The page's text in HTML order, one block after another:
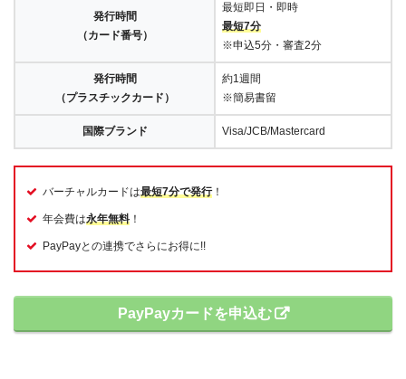
発行時間
（カード番号）
最短即日・即時
最短7分
※申込5分・審査2分
発行時間
（プラスチックカード）
約1週間
※簡易書留
国際ブランド Visa/JCB/Mastercard
バーチャルカードは最短7分で発行！
年会費は永年無料 ！
PayPayとの連携でさらにお得に!!
PayPayカードを申込む